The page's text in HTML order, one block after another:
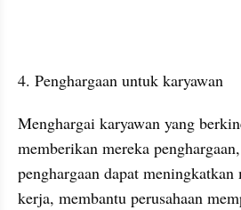
4. Penghargaan untuk karyawan
Menghargai karyawan yang
memberikan mereka
penghargaan dapat
kerja, membantu perusahaan